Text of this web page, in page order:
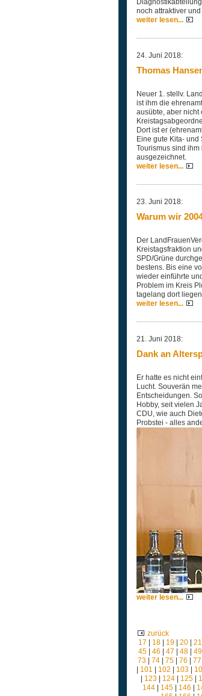
noch attraktiver
weiter lesen...
24. Juni 2018:
Thomas
Neuer 1. stellv.
ist ihm die
ausübte, aber nicht
Dort ist er
Eine gute Kita- und
Tourismus sind
ausgezeichnet.
weiter lesen...
23. Juni 2018:
Warum wir
Der
Kreistagsfraktion
SPD/Grüne
bestens. Bis eine
wieder einführte
Problem im Kreis
tagelang dort
weiter lesen...
21. Juni 2018:
Dank an
Er hatte es nicht
Lucht. Souverän
Entscheidungen.
Hobby, seit vielen
CDU, wie auch
Probstei - alles
weiter lesen...
zurück
17
18| 19| 20| 21
45| 46 47 48| 49
73
74 75 76 77
101 102 103
123| 124| 125|
144| 145| 146